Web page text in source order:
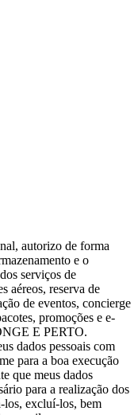
autorizo de forma
e o
serviços de
aéreos, reserva de
de eventos, concierge
promoções e e-
E PERTO.
dados pessoais com
para a boa execução
que meus dados
para a realização dos
los, excluí-los, bem